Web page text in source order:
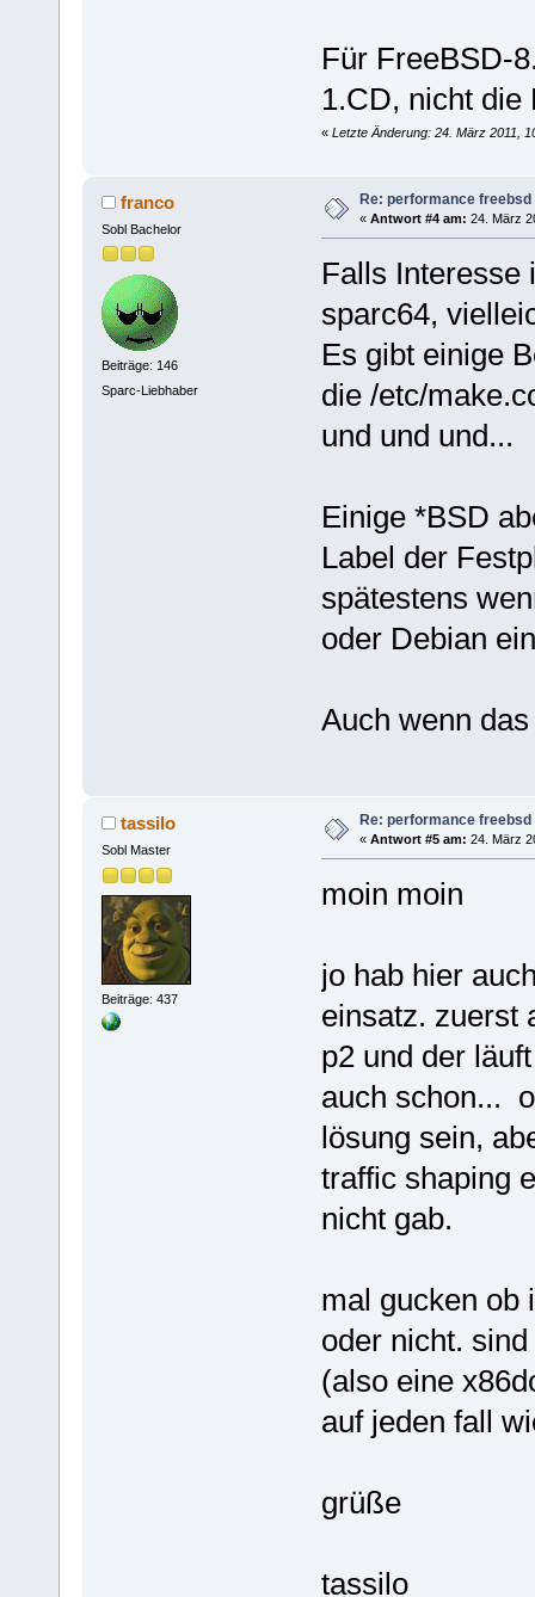
Für FreeBSD-
1.CD, nicht die
« Letzte Änderung: 24. März 2011,
franco
Sobl Bachelor
Beiträge: 146
Sparc-Liebhaber
Re: performance
« Antwort #4 am: 24. März
Falls Interesse
sparc64,
Es gibt einige
die /etc/
und und und...
Einige *BSD
Label der
spätestens
oder Debian
Auch wenn
tassilo
Sobl Master
Beiträge: 437
Re: performance
« Antwort #5 am: 24. März
moin moin
jo hab hier
einsatz. zuerst
p2 und der
auch schon...
lösung sein,
traffic shaping
nicht gab.
mal gucken ob
oder nicht.
(also eine
auf jeden fall
grüße
tassilo